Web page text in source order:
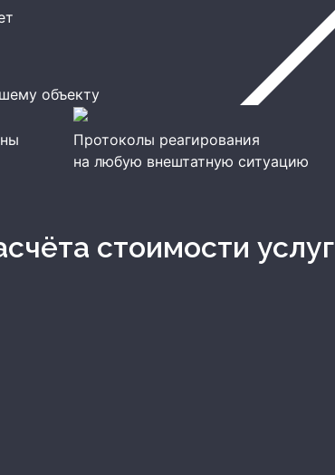
объекту
Протоколы реагирования
на любую внештатную ситуацию
стоимости услуг